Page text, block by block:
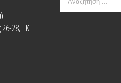
26-28, ΤΚ